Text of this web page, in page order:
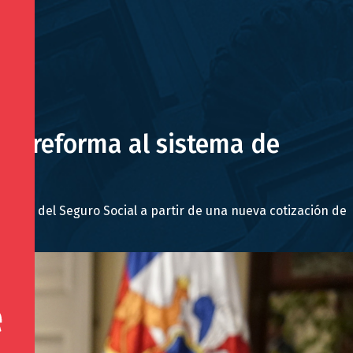
reforma al sistema de
del Seguro Social a partir de una nueva cotización de